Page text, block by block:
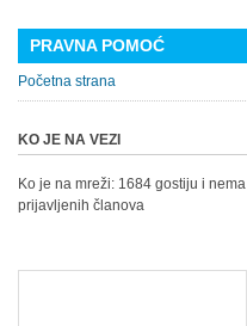
PRAVNA POMOĆ
Početna strana
KO JE NA VEZI
Ko je na mreži: 1684 gostiju i nema
prijavljenih članova